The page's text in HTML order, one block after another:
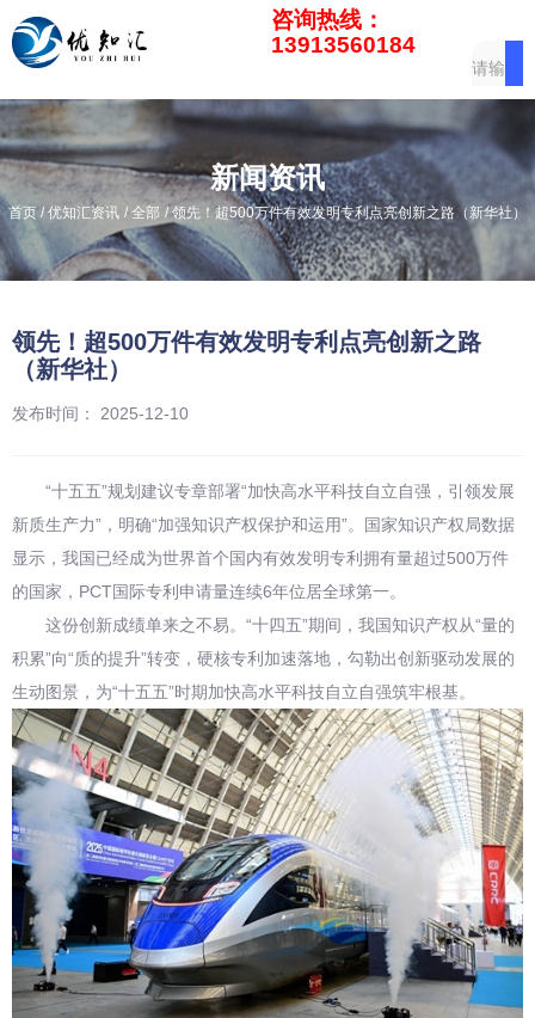
咨询热线：
13913560184
新闻资讯
首页/ 优知汇资讯 /全部 /领先！超500万件有效发明专利点亮创新之路（新华社）
领先！超500万件有效发明专利点亮创新之路
（新华社）
发布时间： 2025-12-10
“十五五”规划建议专章部署“加快高水平科技自立自强，引领发展
新质生产力”，明确“加强知识产权保护和运用”。国家知识产权局数据
显示，我国已经成为世界首个国内有效发明专利拥有量超过500万件
的国家，PCT国际专利申请量连续6年位居全球第一。
这份创新成绩单来之不易。“十四五”期间，我国知识产权从“量的
积累”向“质的提升”转变，硬核专利加速落地，勾勒出创新驱动发展的
生动图景，为“十五五”时期加快高水平科技自立自强筑牢根基。